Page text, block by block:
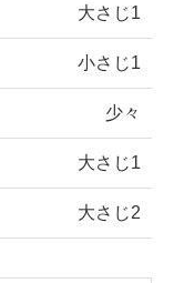
大さじ1
小さじ1
少々
大さじ1
大さじ2